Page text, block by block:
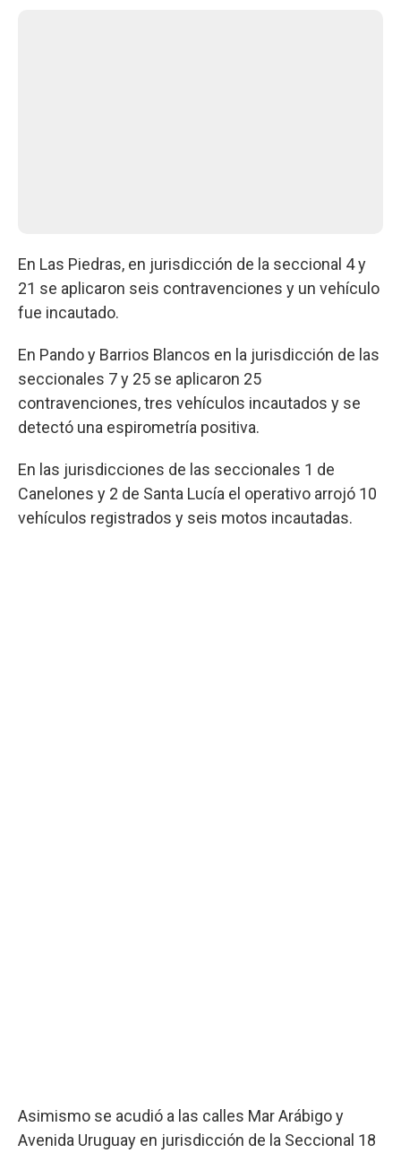
En Las Piedras, en jurisdicción de la seccional 4 y
21 se aplicaron seis contravenciones y un vehículo
fue incautado.
En Pando y Barrios Blancos en la jurisdicción de las
seccionales 7 y 25 se aplicaron 25
contravenciones, tres vehículos incautados y se
detectó una espirometría positiva.
En las jurisdicciones de las seccionales 1 de
Canelones y 2 de Santa Lucía el operativo arrojó 10
vehículos registrados y seis motos incautadas.
Asimismo se acudió a las calles Mar Arábigo y
Avenida Uruguay en jurisdicción de la Seccional 18